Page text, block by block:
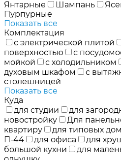
Янтарные
Шампань
Пурпурные
Показать все
Комплектация
с электрической плитой
поверхностью
с
мойкой
с холодильником
духовым шкафом
с
столешницей
Показать все
Куда
для студии
для
новостройку
Для
квартиру
для типовых
П-44
для офиса для
большой кухни
для